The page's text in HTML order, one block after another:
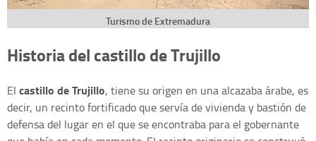
Turismo de Extremadura
Historia del castillo de Trujillo
El castillo de Trujillo, tiene su origen en una alcazaba árabe, es
decir, un recinto fortificado que servía de vivienda y bastión de
defensa del lugar en el que se encontraba para el gobernante